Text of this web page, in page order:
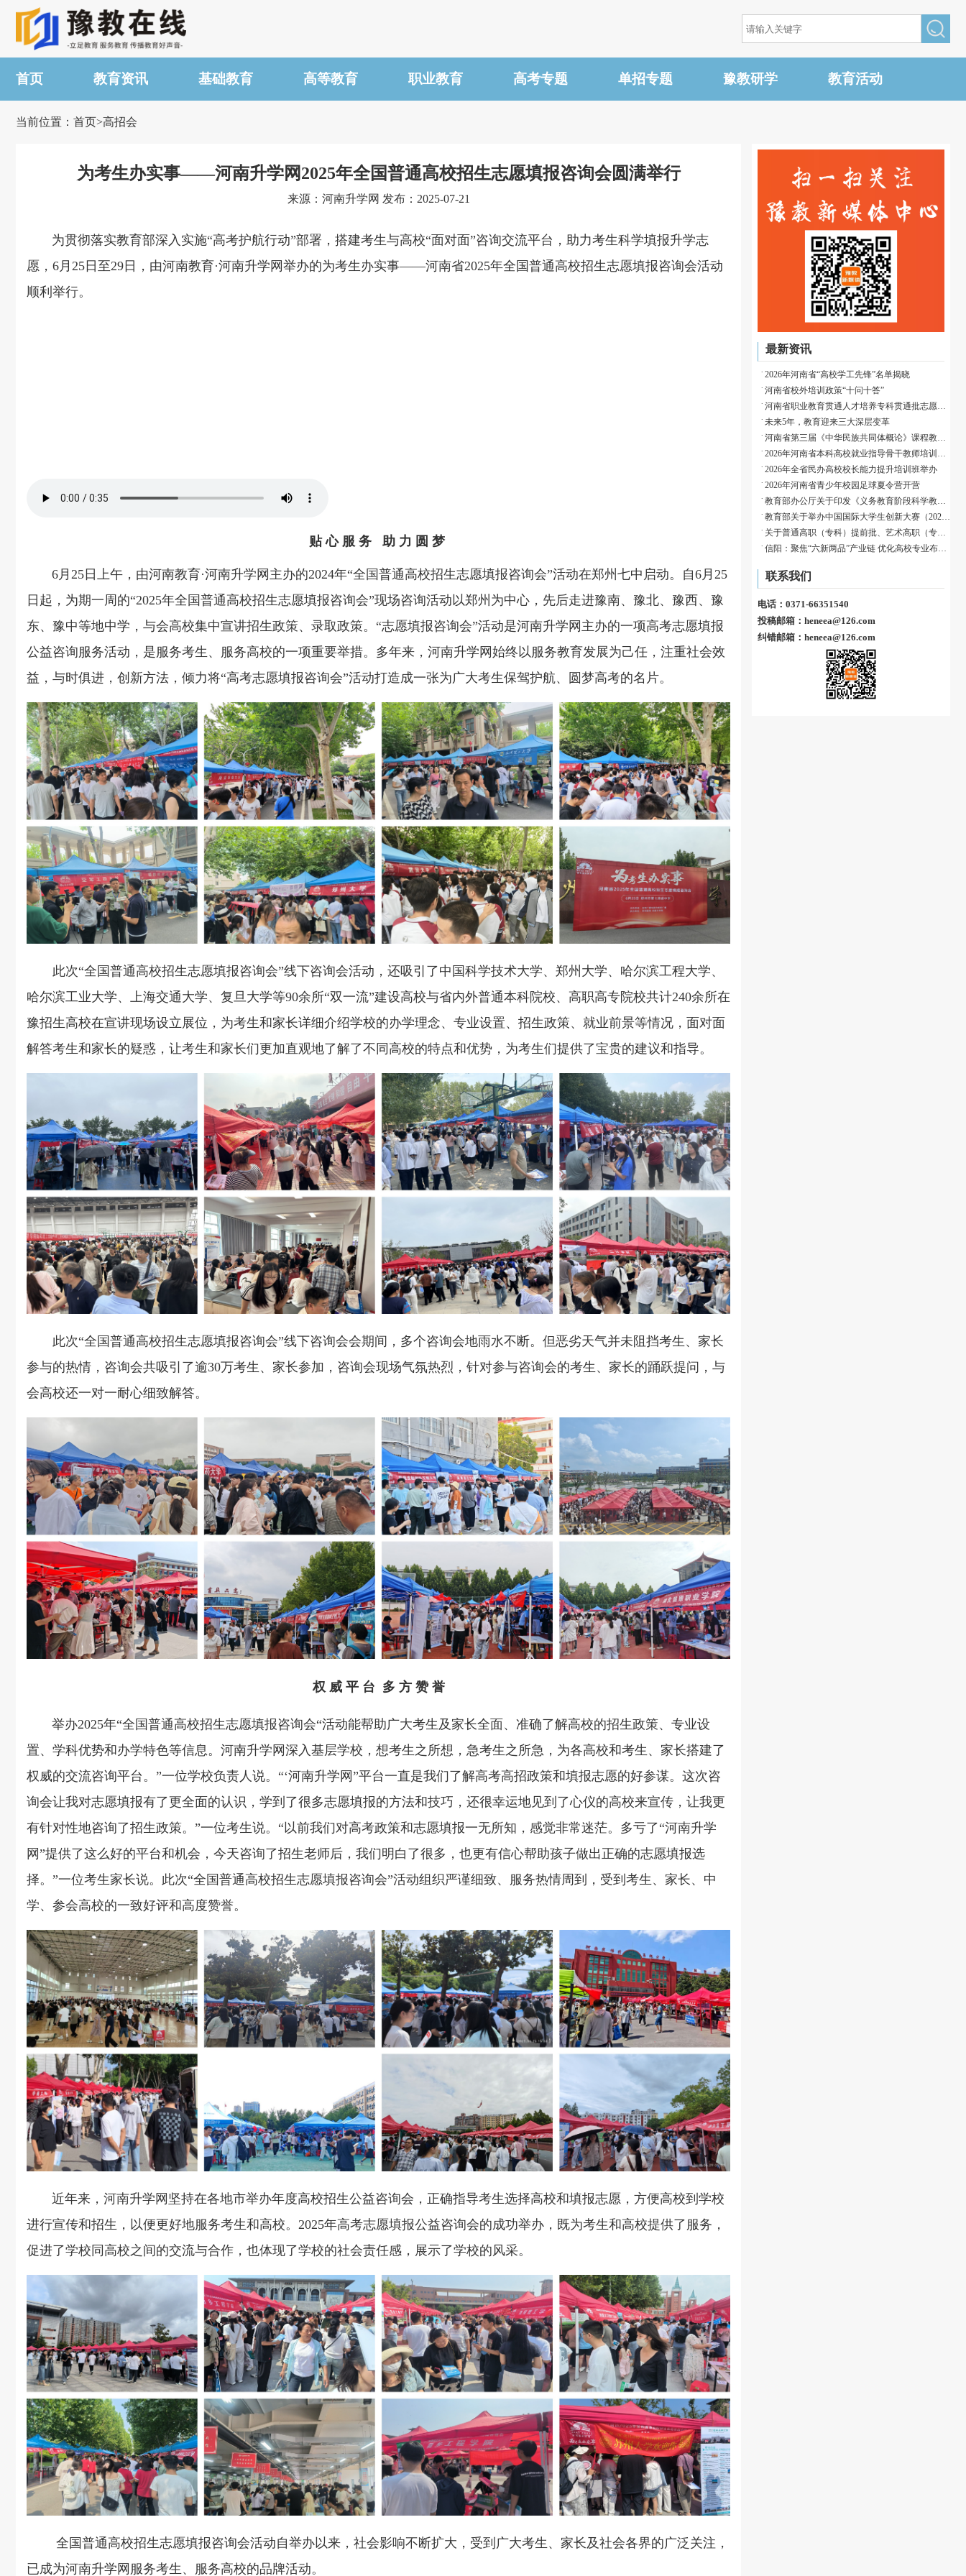
首页 教育资讯 基础教育 高等教育 职业教育 高考专题 单招专题 豫教研学 教育活动
当前位置：首页>高招会
为考生办实事——河南升学网2025年全国普通高校招生志愿填报咨询会圆满举行
来源：河南升学网 发布：2025-07-21
为贯彻落实教育部深入实施“高考护航行动”部署 ，搭建考生与高校“面对面”咨询交流平台，助力考生科学填报升学志
愿，6月25日至29日，由河南教育·河南升学网举办的为考生办实事——河南省2025年全国普通高校招生志愿填报咨询会活动
顺利举行。
贴 心 服 务 助 力 圆 梦
6月25日上午，由河南教育·河南升学网 主办的2024年“全国普通高校招生志愿填报咨询会”活动在郑州七中启动。自6月25
日起，为期一周的“2025年全国普通高校招生志愿填报咨询会”现场咨询活动以郑州为中心，先后走进豫南、豫北、豫西、豫
东、豫中等地中学，与会高校集中宣讲招生政策、录取政策。“志愿填报咨询会”活动是河南升学网主办的一项高考志愿填报
公益咨询服务活动，是服务考生、服务高校的一项重要举措。多年来，河南升学网始终以服务教育发展为己任，注重社会效
益，与时俱进，创新方法，倾力将“高考志愿填报咨询会”活动打造成一张为广大考生保驾护航、圆梦高考的名片。
此次“全国普通高校招生志愿填报咨询会”线下咨询会活动，还吸引了中国科学技术大学、郑州大学、哈尔滨工程大学、
哈尔滨工业大学、上海交通大学、复旦大学等90余所“双一流”建设高校与省内外普通本科院校、高职高专院校共计240余所在
豫招生高校在宣讲现场设立展位，为考生和家长详细介绍学校的办学理念、专业设置、招生政策、就业前景等情况，面对面
解答考生和家长的疑惑，让考生和家长们更加直观地了解了不同高校的特点和优势，为考生们提供了宝贵的建议和指导。
此次“全国普通高校招生志愿填报咨询会”线下咨询会会期间，多个咨询会地雨水不断。但恶劣天气并未阻挡考生、家长
参与的热情，咨询会共吸引了逾30万考生、家长参加，咨询会现场气氛热烈，针对参与咨询会的考生、家长的踊跃提问，与
会高校还一对一耐心细致解答。
权 威 平 台 多 方 赞 誉
举办2025年“全国普通高校招生志愿填报咨询会“活动能帮助广大考生及家长全面、准确了解高校的招生政策、专业设
置、学科优势和办学特色等信息。河南升学网深入基层学校，想考生之所想，急考生之所急，为各高校和考生、家长搭建了
权威的交流咨询平台。”一位学校负责人说。“‘河南升学网”平台一直是我们了解高考高招政策和填报志愿的好参谋。这次咨
询会让我对志愿填报有了更全面的认识，学到了很多志愿填报的方法和技巧，还很幸运地见到了心仪的高校来宣传，让我更
有针对性地咨询了招生政策。”一位考生说。“以前我们对高考政策和志愿填报一无所知，感觉非常迷茫。多亏了“河南升学
网”提供了这么好的平台和机会，今天咨询了招生老师后，我们明白了很多，也更有信心帮助孩子做出正确的志愿填报选
择。”一位考生家长说。此次“全国普通高校招生志愿填报咨询会”活动组织严谨细致、服务热情周到，受到考生、家长、中
学、参会高校的一致好评和高度赞誉。
近年来，河南升学网坚持在各地市举办年度高校招生公益咨询会，正确指导考生选择高校和填报志愿，方便高校到学校
进行宣传和招生，以便更好地服务考生和高校。2025年高考志愿填报公益咨询会的成功举办，既为考生和高校提供了服务，
促进了学校同高校之间的交流与合作，也体现了学校的社会责任感，展示了学校的风采。
全国普通高校招生志愿填报咨询会活动自举办以来，社会影响不断扩大，受到广大考生、家长及社会各界的广泛关注，
已成为河南升学网 服务考生、服务高校的品牌活动。
最新资讯
2026年河南省“高校学工先锋”名单揭晓
河南省校外培训政策“十问十答”
河南省职业教育贯通人才培养专科贯通批志愿填报温馨提示
未来5年，教育迎来三大深层变革
河南省第三届《中华民族共同体概论》课程教学展示活动成功举办
2026年河南省本科高校就业指导骨干教师培训班举办
2026年全省民办高校校长能力提升培训班举办
2026年河南省青少年校园足球夏令营开营
教育部办公厅关于印发《义务教育阶段科学教育“做中学”领航行动指南》的通知
教育部关于举办中国国际大学生创新大赛（2026）的通知
关于普通高职（专科）提前批、艺术高职（专科）批和体育高职（专科）批征集志愿的通知
信阳：聚焦“六新两品”产业链 优化高校专业布局赋能归雁育才
联系我们
电话：0371-66351540
投稿邮箱：heneea@126.com
纠错邮箱：heneea@126.com